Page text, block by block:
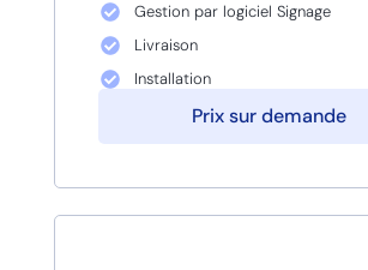
Gestion par logiciel Signage
Livraison
Installation
Prix sur demande